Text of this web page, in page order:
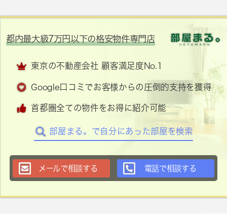
都内最大級7万円以下の格安物件専門店
東京の不動産会社 顧客満足度No.1
Google口コミでお客様からの圧倒的支持を獲得
首都圏全ての物件をお得に紹介可能
部屋まる。で自分にあった部屋を検索
メールで相談する 電話で相談する